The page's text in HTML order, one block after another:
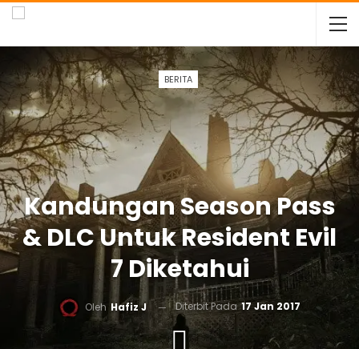
BERITA
Kandungan Season Pass
& DLC Untuk Resident Evil
7 Diketahui
Oleh Hafiz J Diterbit Pada17 Jan 2017